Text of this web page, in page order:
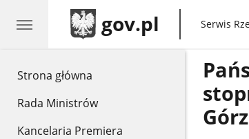
Strona główna
Rada Ministrów
Kancelaria Premiera
gov.pl gov.pl
Serwis